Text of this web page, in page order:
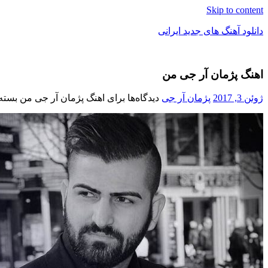
Skip to content
دانلود آهنگ های جدید ایرانی
فول
موزیک
اهنگ پژمان آر جی من
ژوئن 3, 2017 پژمان آر جی دیدگاه‌ها برای اهنگ پژمان آر جی من